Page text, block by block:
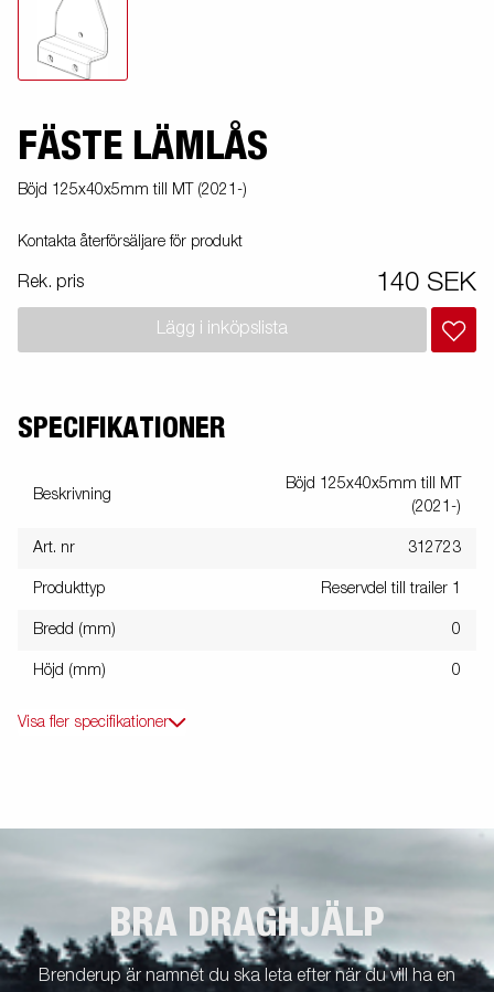
FÄSTE LÄMLÅS
Böjd 125x40x5mm till MT (2021-)
Kontakta återförsäljare för produkt
Rek. pris 140 SEK
Lägg i inköpslista
SPECIFIKATIONER
Beskrivning
Böjd 125x40x5mm till MT
(2021-)
Art. nr 312723
Produkttyp Reservdel till trailer 1
Bredd (mm) 0
Höjd (mm) 0
Visa fler specifikationer
BRA DRAGHJÄLP
Brenderup är namnet du ska leta efter när du vill ha en